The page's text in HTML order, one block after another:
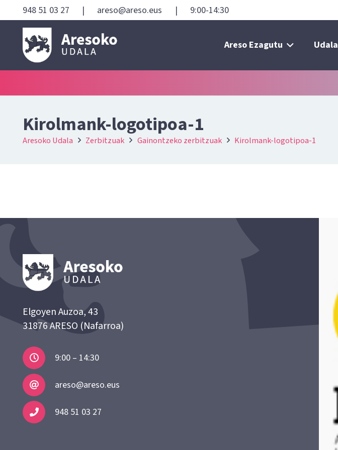
948 51 03 27 | areso@areso.eus | 9:00-14:30
Areso Ezagutu Udala
Kirolmank-logotipoa-1
Aresoko Udala Zerbitzuak Gainontzeko zerbitzuak Kirolmank-logotipoa-1
Elgoyen Auzoa, 43
31876 ARESO (Nafarroa)
9:00 – 14:30
areso@areso.eus
948 51 03 27